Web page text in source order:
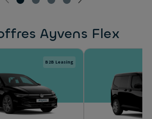
Ayvens Flex
B2B Leasing